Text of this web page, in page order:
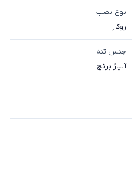
نوع نصب
روکار
جنس تنه
آلیاژ برنج